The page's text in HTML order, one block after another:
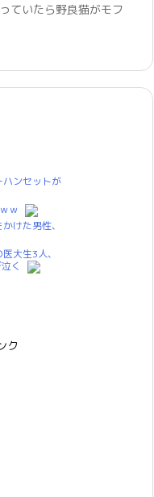
ていたら野良猫がモフ
ハンセットが
ｗ
けた男性、
大生3人、
く
ク